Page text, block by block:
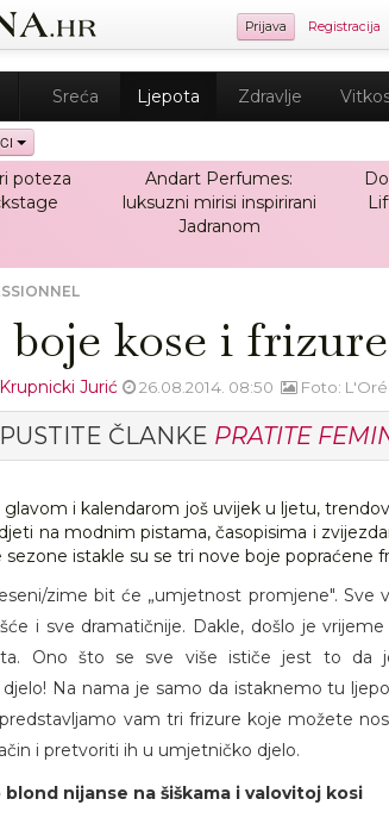
Prijava Registracija
Sreća Ljepota Zdravlje
poteza
Andart Perfumes:
luksuzni mirisi inspirirani
Jadranom
kose i
Jurić 26.08.2014. 08:50 Foto:
ČLANKE PRATITE
glavom i kalendarom još uvijek u ljetu,
na modnim pistama, časopisima i
sezone istakle su se tri nove boje popraćene
zime bit će „umjetnost promjene". Sve
i sve dramatičnije. Dakle, došlo je
Ono što se sve više ističe jest to da
Na nama je samo da istaknemo tu
vam tri frizure koje možete
i pretvoriti ih u umjetničko djelo.
nijanse na šiškama i valovitoj kosi